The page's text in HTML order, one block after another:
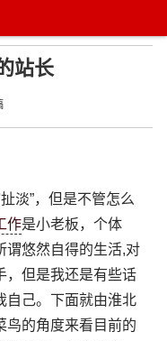
站长
淡”，但是不管怎么
作是小老板，个体
谓悠然自得的生活,对
，但是我还是有些话
自己。下面就由淮北
鸟的角度来看目前的